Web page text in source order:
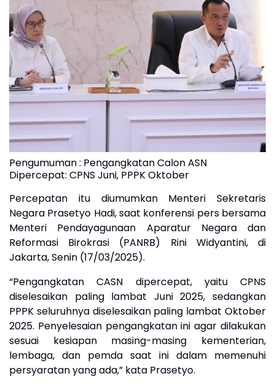
Pengumuman : Pengangkatan Calon ASN
Dipercepat: CPNS Juni, PPPK Oktober
Percepatan itu diumumkan Menteri Sekretaris
Negara Prasetyo Hadi, saat konferensi pers bersama
Menteri Pendayagunaan Aparatur Negara dan
Reformasi Birokrasi (PANRB) Rini Widyantini, di
Jakarta, Senin (17/03/2025).
“Pengangkatan CASN dipercepat, yaitu CPNS
diselesaikan paling lambat Juni 2025, sedangkan
PPPK seluruhnya diselesaikan paling lambat Oktober
2025. Penyelesaian pengangkatan ini agar dilakukan
sesuai kesiapan masing-masing kementerian,
lembaga, dan pemda saat ini dalam memenuhi
persyaratan yang ada,” kata Prasetyo.